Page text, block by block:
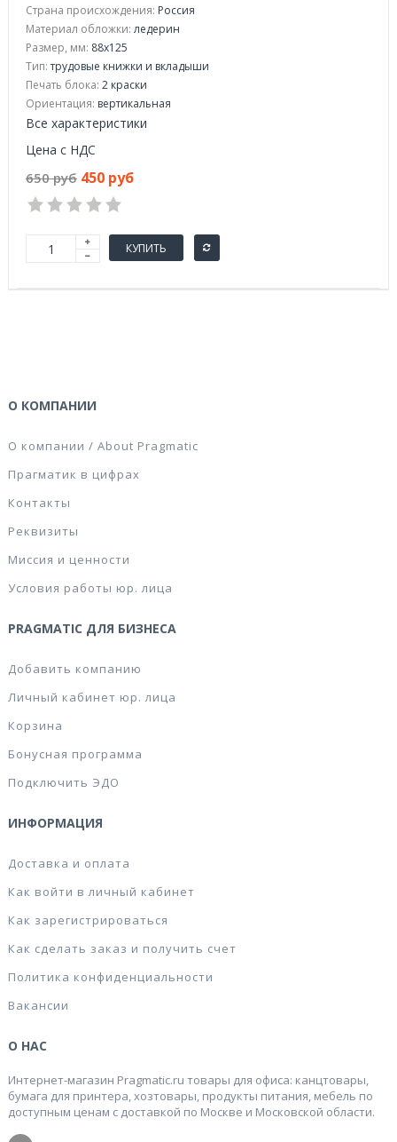
Страна происхождения: Россия
Материал обложки: ледерин
Размер, мм: 88х125
Тип:трудовые книжки и вкладыши
Печать блока: 2 краски
Ориентация: вертикальная
Все характеристики
Цена с НДС
650 руб 450 руб
КУПИТЬ
О КОМПАНИИ
О компании / About Pragmatic
Прагматик в цифрах
Контакты
Реквизиты
Миссия и ценности
Условия работы юр. лица
PRAGMATIC ДЛЯ БИЗНЕСА
Добавить компанию
Личный кабинет юр. лица
Корзина
Бонусная программа
Подключить ЭДО
ИНФОРМАЦИЯ
Доставка и оплата
Как войти в личный кабинет
Как зарегистрироваться
Как сделать заказ и получить счет
Политика конфиденциальности
Вакансии
О НАС
Интернет-магазин Pragmatic.ru товары для офиса: канцтовары,
бумага для принтера, хозтовары, продукты питания, мебель по
доступным ценам с доставкой по Москве и Московской области.